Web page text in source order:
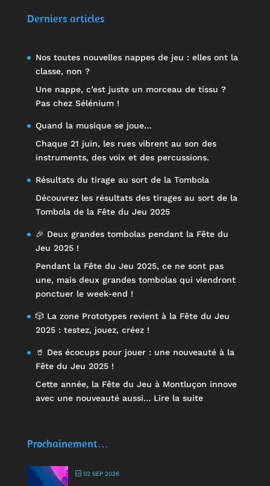
Derniers articles
Nos toutes nouvelles nappes de jeu : elles ont la
classe, non ?
Une nappe, c’est juste un morceau de tissu ?
Pas chez Sélénium !
Quand la musique se joue…
Chaque 21 juin, les rues vibrent au son des
instruments, des voix et des percussions.
Résultats du tirage au sort de la Tombola
Découvrez les résultats des tirages au sort de la
Tombola de la Fête du Jeu 2025
🎉 Deux grandes tombolas pendant la Fête du
Jeu 2025 !
Pendant la Fête du Jeu 2025, ce ne sont pas
une, mais deux grandes tombolas qui viendront
ponctuer le week-end !
🎲 La zone Prototypes revient à la Fête du Jeu
2025 : testez, jouez, créez !
🥤 Des écocups pour jouer : une nouveauté à la
Fête du Jeu 2025 !
Cette année, la Fête du Jeu à Montluçon innove
avec une nouveauté aussi… Lire la suite:
Prochainement…
02 SEP 2026